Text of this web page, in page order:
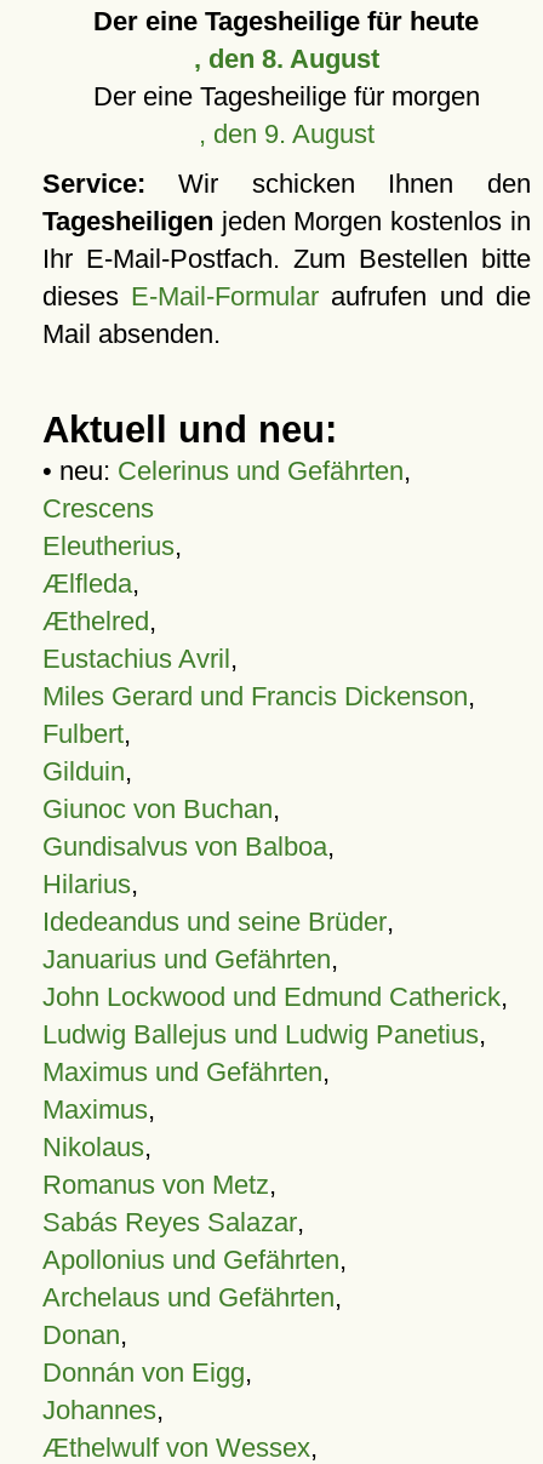
Der eine Tagesheilige für heute
, den 8. August
Der eine Tagesheilige für morgen
, den 9. August
Service: Wir schicken Ihnen den
Tagesheiligen jeden Morgen kostenlos in
Ihr E-Mail-Postfach. Zum Bestellen bitte
dieses E-Mail-Formular aufrufen und die
Mail absenden.
Aktuell und neu:
• neu: Celerinus und Gefährten,
Crescens
Eleutherius,
Ælfleda,
Æthelred,
Eustachius Avril,
Miles Gerard und Francis Dickenson,
Fulbert,
Gilduin,
Giunoc von Buchan,
Gundisalvus von Balboa,
Hilarius,
Idedeandus und seine Brüder,
Januarius und Gefährten,
John Lockwood und Edmund Catherick,
Ludwig Ballejus und Ludwig Panetius,
Maximus und Gefährten,
Maximus,
Nikolaus,
Romanus von Metz,
Sabás Reyes Salazar,
Apollonius und Gefährten,
Archelaus und Gefährten,
Donan,
Donnán von Eigg,
Johannes,
Æthelwulf von Wessex,